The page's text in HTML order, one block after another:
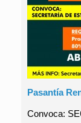
Pasantía
Convoca: